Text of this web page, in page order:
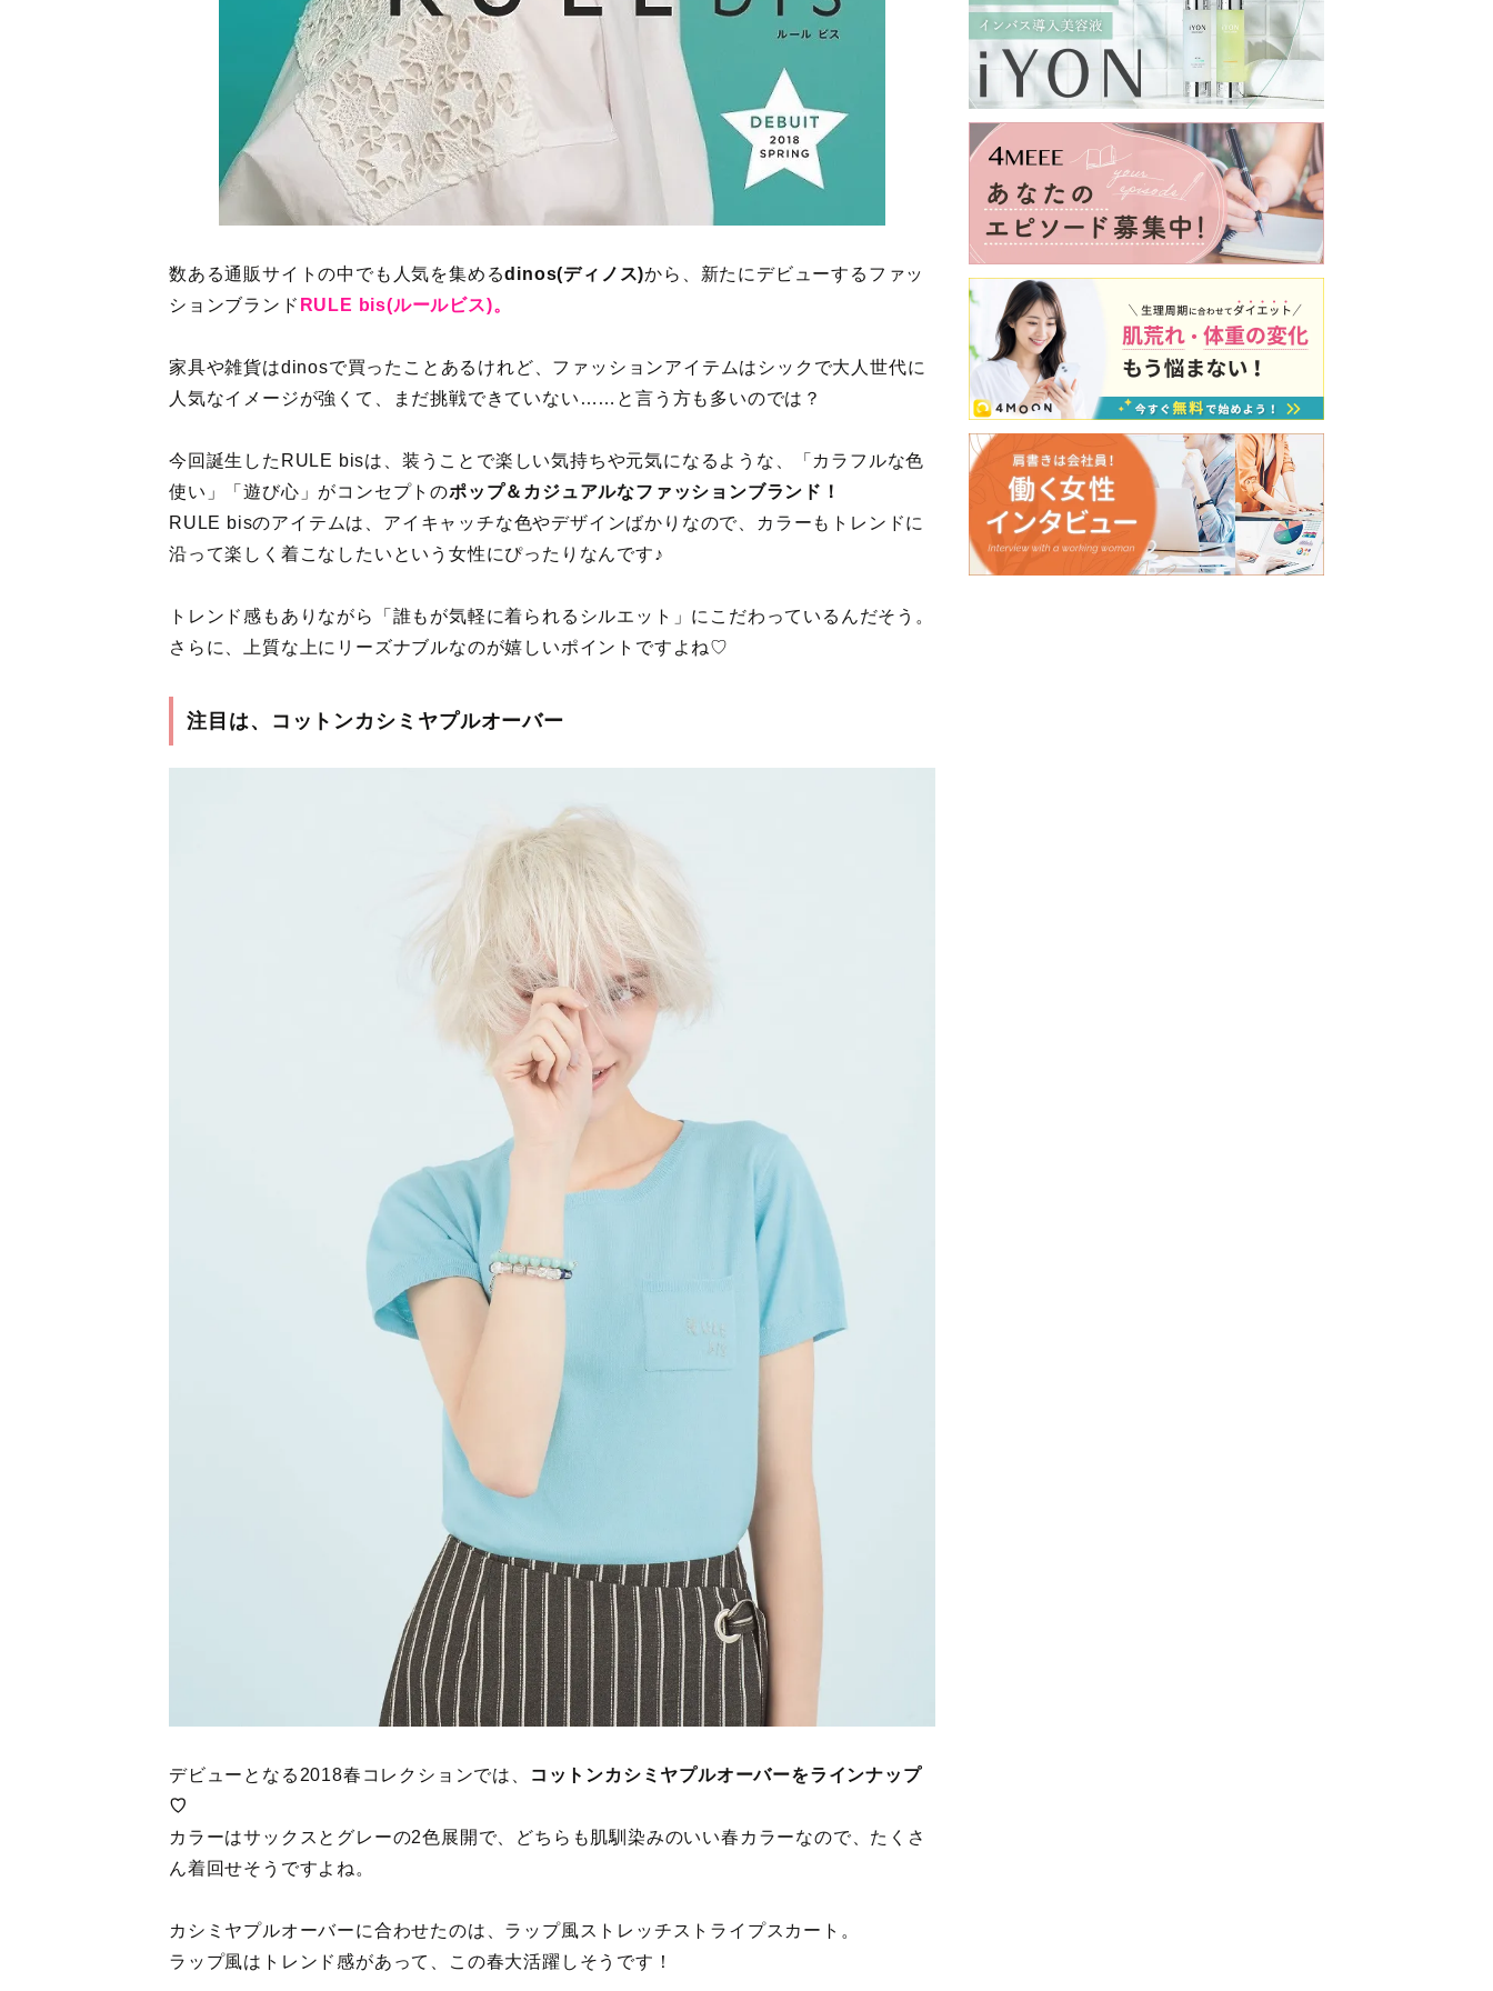
数ある通販サイトの中でも人気を集めるdinos(ディノス)から、新たにデビューするファッ
ションブランド RULE bis(ルールビス)。
家具や雑貨はdinosで買ったことあるけれど、ファッションアイテムはシックで大人世代に
人気なイメージが強くて、まだ挑戦できていない……と言う方も多いのでは？
今回誕生したRULE bisは、装うことで楽しい気持ちや元気になるような、「カラフルな色
使い」「遊び心」がコンセプトのポップ＆カジュアルなファッションブランド！
RULE bisのアイテムは、アイキャッチな色やデザインばかりなので、カラーもトレンドに
沿って楽しく着こなしたいという女性にぴったりなんです♪
トレンド感もありながら「誰もが気軽に着られるシルエット」にこだわっているんだそう。
さらに、上質な上にリーズナブルなのが嬉しいポイントですよね♡
注目は、コットンカシミヤプルオーバー
デビューとなる2018春コレクションでは、
コットンカシミヤプルオーバーをラインナップ
♡
カラーはサックスとグレーの2色展開で、どちらも肌馴染みのいい春カラーなので、たくさ
ん着回せそうですよね。
カシミヤプルオーバーに合わせたのは、ラップ風ストレッチストライプスカート。
ラップ風はトレンド感があって、この春大活躍しそうです！